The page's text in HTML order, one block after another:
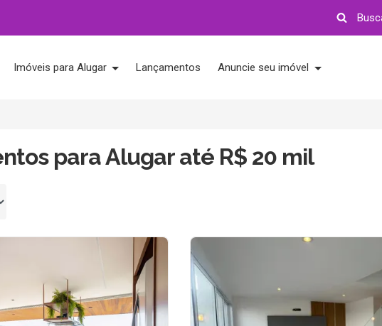
Imóveis para Alugar Lançamentos Anuncie seu imóvel
para Alugar até R$ 20 mil